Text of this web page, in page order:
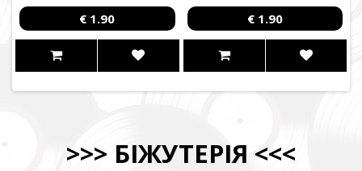
€ 1.90 € 1.90
>>> БІЖУТЕРІЯ <<<